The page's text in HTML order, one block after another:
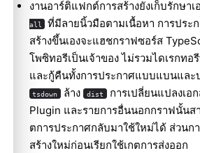
งานอาร์ติแฟกต์การสร้างยังเก็บรักษา
all
ที่มีลายนิ้วมือตามเนื้อหา การประ
สร้างขึ้นเองจะแฮชกราฟซอร์ส
โพซิทอรีเป็นเจ้าของ ไม่รวมไดเรกท
และกู้คืนทั้งการประกาศแบบแบนและ
tsdown ล้าง dist การเปลี่ยนแปลงเอก
Plugin และรายการอื่นนอกกราฟนั้น
ตการประกาศกลับมาใช้ใหม่ได้ ส่วนก
สร้างใหม่ก่อนเรียกใช้เกตการส่งออก